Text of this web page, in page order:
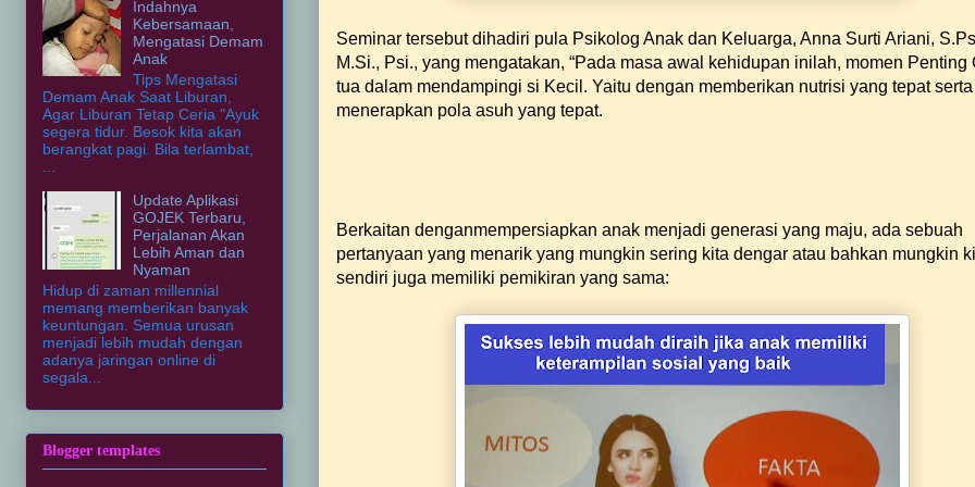
Seminar tersebut dihadiri pula Psikolog Anak dan Keluarga, Anna Surti Ariani,
M.Si., Psi., yang mengatakan, “Pada masa awal kehidupan inilah, momen Penting
tua dalam mendampingi si Kecil. Yaitu dengan memberikan nutrisi yang tepat serta
menerapkan pola asuh yang tepat.
Berkaitan denganmempersiapkan anak menjadi generasi yang maju, ada sebuah
pertanyaan yang menarik yang mungkin sering kita dengar atau bahkan mungkin
sendiri juga memiliki pemikiran yang sama:
Indahnya
Kebersamaan,
Mengatasi Demam
Anak
Tips Mengatasi
Demam Anak Saat Liburan,
Agar Liburan Tetap Ceria "Ayuk
segera tidur. Besok kita akan
berangkat pagi. Bila terlambat,
Update Aplikasi
GOJEK Terbaru,
Perjalanan Akan
Lebih Aman dan
Nyaman
Hidup di zaman millennial
memang memberikan banyak
keuntungan. Semua urusan
menjadi lebih mudah dengan
adanya jaringan online di
segala...
Blogger templates